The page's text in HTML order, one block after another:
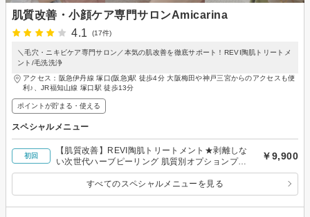
肌質改善・小顔ケア専門サロンAmicarina
4.1
(17件)
＼毛穴・ニキビケア専門サロン／本気の肌改善を徹底サポート！REVI陶肌トリートメ
ント/毛洗洗浄
アクセス：阪急伊丹線 塚口(阪急)駅 徒歩4分 大阪梅田や神戸三宮からのアクセスも便
利♪、JR福知山線 塚口駅 徒歩13分
ポイントが貯まる・使える
スペシャルメニュー
初回
【肌質改善】REVI陶肌トリートメント★剥離しな
い次世代ハーブピーリング 肌質別オプションプレ
ゼント
￥9,900
すべてのスペシャルメニューを見る